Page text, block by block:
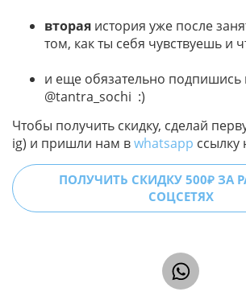
вторая история уже после
том, как ты себя чувствуешь и
и еще обязательно подпишись
@tantra_sochi :)
Чтобы получить скидку, сделай
ig) и пришли нам вwhatsapp ссылку
ПОЛУЧИТЬ СКИДКУ 500₽ ЗА
СОЦСЕТЯХ